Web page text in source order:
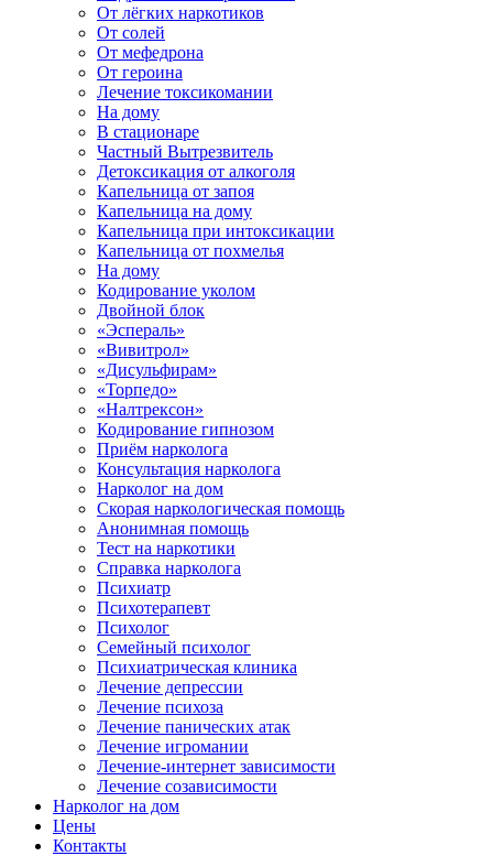
От лёгких наркотиков
От солей
От мефедрона
От героина
Лечение токсикомании
На дому
В стационаре
Частный Вытрезвитель
Детоксикация от алкоголя
Капельница от запоя
Капельница на дому
Капельница при интоксикации
Капельница от похмелья
На дому
Кодирование уколом
Двойной блок
«Эспераль»
«Вивитрол»
«Дисульфирам»
«Торпедо»
«Налтрексон»
Кодирование гипнозом
Приём нарколога
Консультация нарколога
Нарколог на дом
Скорая наркологическая помощь
Анонимная помощь
Тест на наркотики
Справка нарколога
Психиатр
Психотерапевт
Психолог
Семейный психолог
Психиатрическая клиника
Лечение депрессии
Лечение психоза
Лечение панических атак
Лечение игромании
Лечение-интернет зависимости
Лечение созависимости
Нарколог на дом
Цены
Контакты